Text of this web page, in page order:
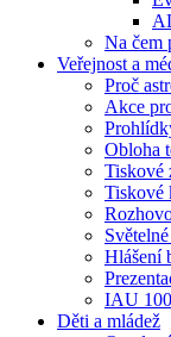
Na čem
Veřejnost a
Proč
Akce
Obloha
Tiskové
Tiskové
Hlášení
IAU 100
Děti a mládež